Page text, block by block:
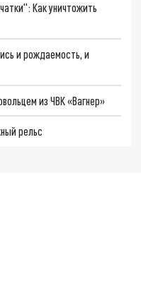
Как уничтожить
и рождаемость, и
из ЧВК «Вагнер»
рельс